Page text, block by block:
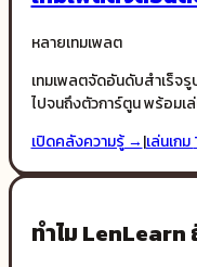
หลายเทมเพลต
เทมเพลตจัดอันดับสำเร็จ
ไปจนถึงตัวการ์ตูน พร้อมเ
เปิดคลังความรู้ →|เล่นเกม
ทำไม